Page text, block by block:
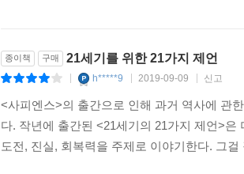
종이책 구매 21세기를 위한 21가지 제언
h*****9 2019-09-09 신고
<사피엔스>의 출간으로 인해 과거 역사에 관
다. 작년에 출간된 <21세기의 21가지 제언>
도전, 진실, 회복력을 주제로 이야기한다. 그